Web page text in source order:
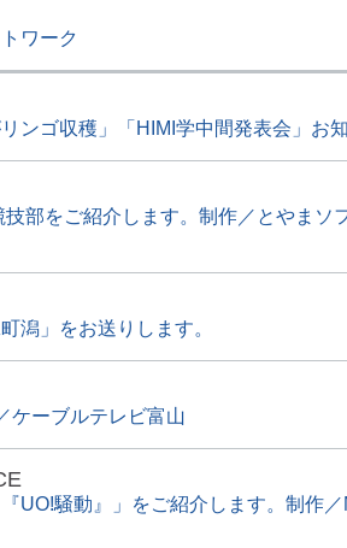
ワーク
ンゴ収穫」「HIMI学中間発表会」お
部をご紹介します。制作／とやまソ
潟」をお送りします。
ケーブルテレビ富山
UO!騒動』」をご紹介します。制作